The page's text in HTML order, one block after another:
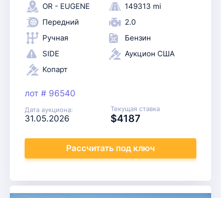
OR - EUGENE
149313 mi
Передний
2.0
Ручная
Бензин
SIDE
Аукцион США
Копарт
лот # 96540
Дата аукциона:
31.05.2026
Текущая ставка
$4187
Рассчитать под ключ